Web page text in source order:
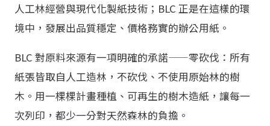
人工林經營與現代化製紙技術；BLC 正是在這樣的環
境中，發展出品質穩定、價格務實的辦公用紙。
BLC 對原料來源有一項明確的承諾——零砍伐：所有
紙張皆取自人工造林，不砍伐、不使用原始林的樹
木。用一棵棵計畫種植、可再生的樹木造紙，讓每一
次列印，都少一分對天然森林的負擔。